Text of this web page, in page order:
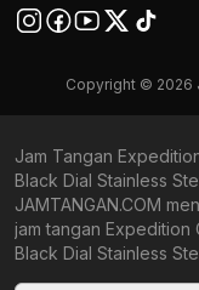
Copyright © 2026
Jam Tangan
Black Dial Stainless
JAMTANGAN.COM
jam tangan Expedition
Black Dial Stainless